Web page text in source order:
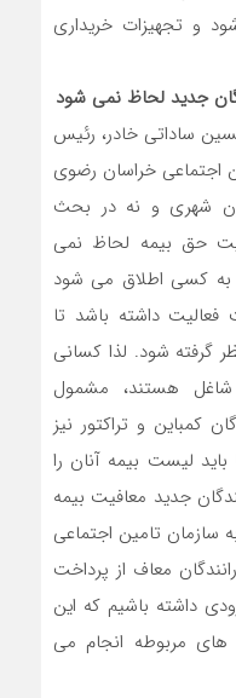
و تجهیزات خریداری
جدید لحاظ نمی شود
ساداتی خادر، رئیس
اجتماعی خراسان رضوی
شهری و نه در بحث
حق بیمه لحاظ نمی
به کسی اطلاق می شود
داشته باشد تا
گرفته شود. لذا کسانی
هستند، مشمول
کمباین و تراکتور نیز
باید لیست بیمه آنان را
جدید معافیت بیمه
سازمان تامین اجتماعی
معاف از پرداخت
داشته باشیم که این
مربوطه انجام می